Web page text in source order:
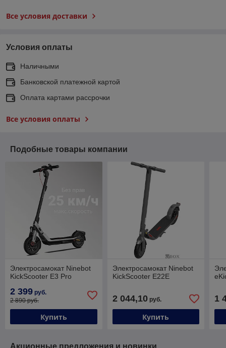
Все условия доставки
Условия оплаты
Наличными
Банковской платежной картой
Оплата картами рассрочки
Все условия оплаты
Подобные товары компании
Электросамокат Ninebot
KickScooter E3 Pro
2 399 руб.
2 890 руб.
Купить
Электросамокат Ninebot
KickScooter E22E
2 044,10руб.
Купить
1